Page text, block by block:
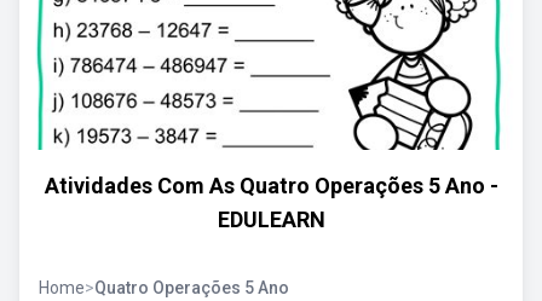
Atividades Com As Quatro Operações 5 Ano -
EDULEARN
Home>Quatro Operações 5 Ano